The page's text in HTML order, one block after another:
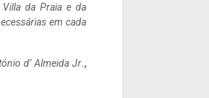
da Praia e da
em cada
d’ Almeida Jr.,